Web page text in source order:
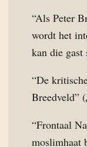
“Als Peter
wordt het
kan die gast
“De
Breedveld” (
“Frontaal
moslimhaat